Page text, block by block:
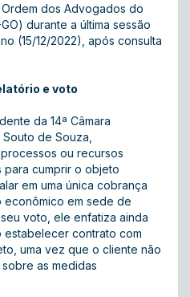
dos Advogados do
durante a última sessão
(15/12/2022), após consulta
e voto
da 14ª Câmara
de Souza,
ou recursos
para cumprir o objeto
em uma única cobrança
em sede de
voto, ele enfatiza ainda
contrato com
uma vez que o cliente não
as medidas